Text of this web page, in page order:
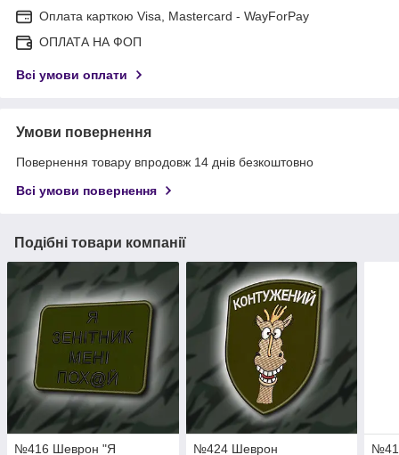
Оплата карткою Visa, Mastercard - WayForPay
ОПЛАТА НА ФОП
Всі умови оплати
Умови повернення
Повернення товару впродовж 14 днів безкоштовно
Всі умови повернення
Подібні товари компанії
№416 Шеврон "Я
№424 Шеврон